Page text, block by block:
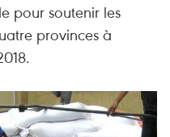
pour soutenir les
provinces à